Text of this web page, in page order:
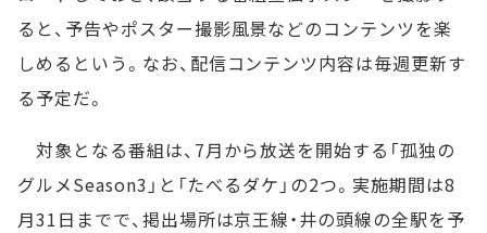
ると、予告やポスター撮影風景などのコンテンツを楽
しめるという。なお、配信コンテンツ内容は毎週更新す
る予定だ。
対象となる番組は、7月から放送を開始する「孤独の
グルメSeason3」と「たべるダケ」の2つ。実施期間は8
月31日までで、掲出場所は京王線・井の頭線の全駅を予